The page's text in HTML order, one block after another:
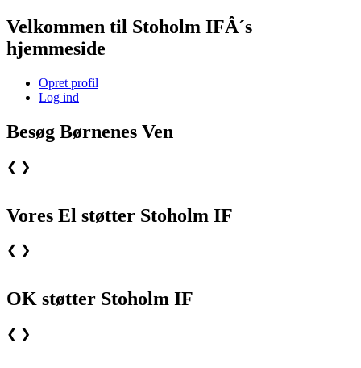
Velkommen til Stoholm IFÂ´s
hjemmeside
Opret profil
Log ind
Besøg Børnenes Ven
❮ ❯
Vores El støtter Stoholm IF
❮ ❯
OK støtter Stoholm IF
❮ ❯